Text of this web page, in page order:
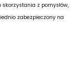
z pomysłów,
zabezpieczony na